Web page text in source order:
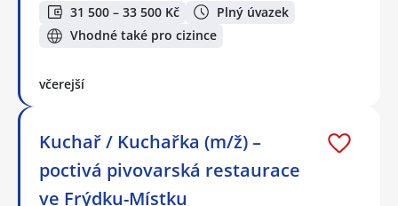
31 500 – 33 500 Kč
Plný úvazek
Vhodné také pro cizince
včerejší
Kuchař / Kuchařka (m/ž) –
poctivá pivovarská restaurace
ve Frýdku-Místku